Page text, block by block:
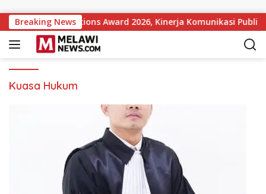
Breaking NewsInstitutions Award 2026, Kinerja Komunikasi Publik
Kuasa Hukum